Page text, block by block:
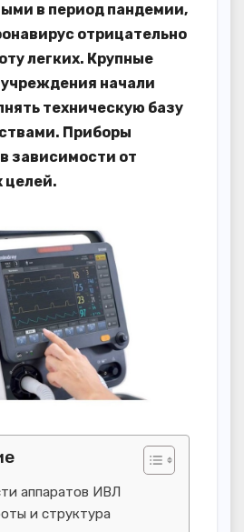
в период пандемии,
отрицательно
легких. Крупные
начали
техническую базу
Приборы
зависимости от
целей.
аппаратов ИВЛ
и структура